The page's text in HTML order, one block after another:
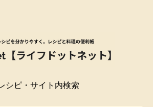
シピ・サイト内検索